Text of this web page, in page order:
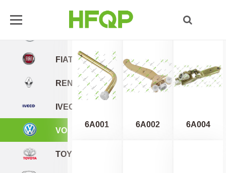
FORD
FIAT
RENAULT
IVECO
VOLKSWAGEN
TOYOTA
滑轮 锁 拉手
6A001 6A002 6A004